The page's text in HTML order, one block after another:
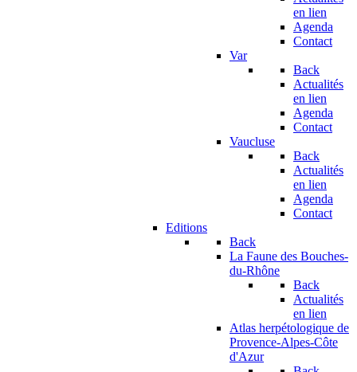
en lien
Agenda
Contact
Var
Back
Actualités
en lien
Agenda
Contact
Vaucluse
Back
Actualités
en lien
Agenda
Contact
Editions
Back
La Faune des Bouches-
du-Rhône
Back
Actualités
en lien
Atlas herpétologique de
Provence-Alpes-Côte
d'Azur